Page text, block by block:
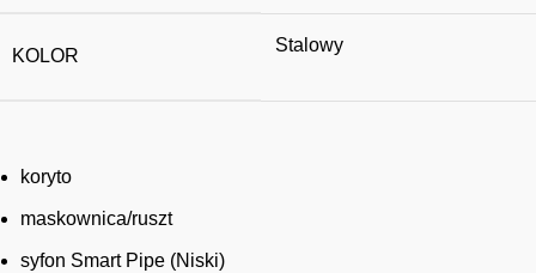
KOLOR
Stalowy
koryto
maskownica/ruszt
syfon Smart Pipe (Niski)